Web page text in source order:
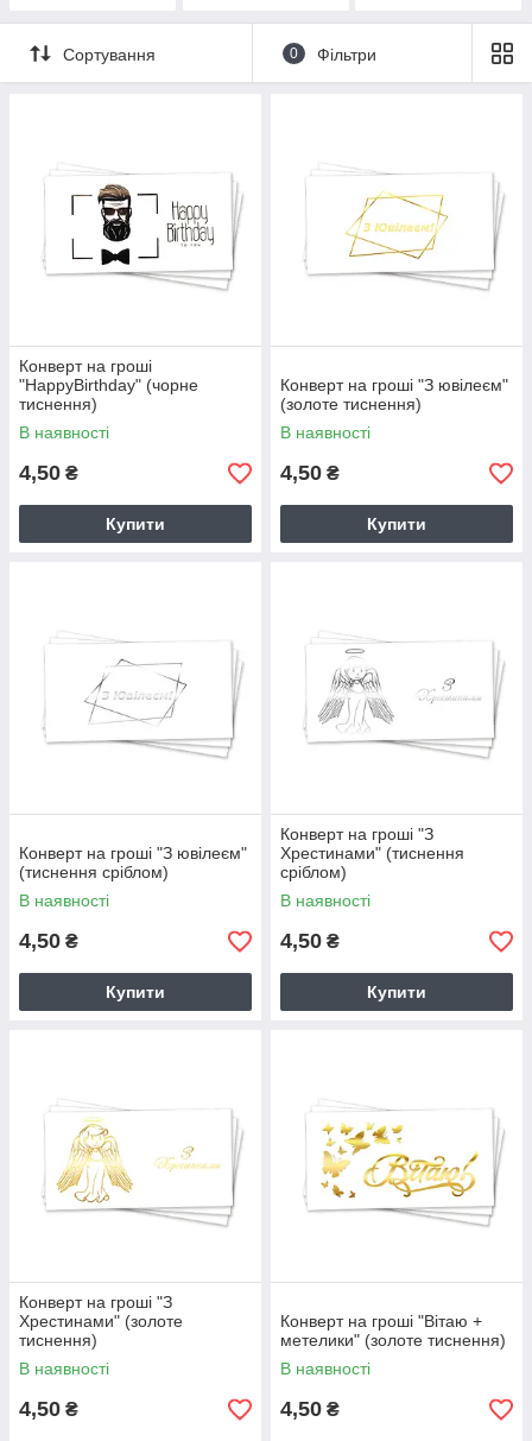
Сортування 0 Фільтри
Конверт на гроші
"HappyBirthday" (чорне
тиснення)
В наявності
4,50 ₴
Купити
Конверт на гроші "З ювілеєм"
(золоте тиснення)
В наявності
4,50 ₴
Купити
Конверт на гроші "З ювілеєм"
(тиснення сріблом)
В наявності
4,50 ₴
Купити
Конверт на гроші "З
Хрестинами" (тиснення
сріблом)
В наявності
4,50 ₴
Купити
Конверт на гроші "З
Хрестинами" (золоте
тиснення)
В наявності
4,50 ₴
Конверт на гроші "Вітаю +
метелики" (золоте тиснення)
В наявності
4,50 ₴